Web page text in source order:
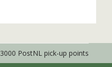
3000 PostNL pick-up points